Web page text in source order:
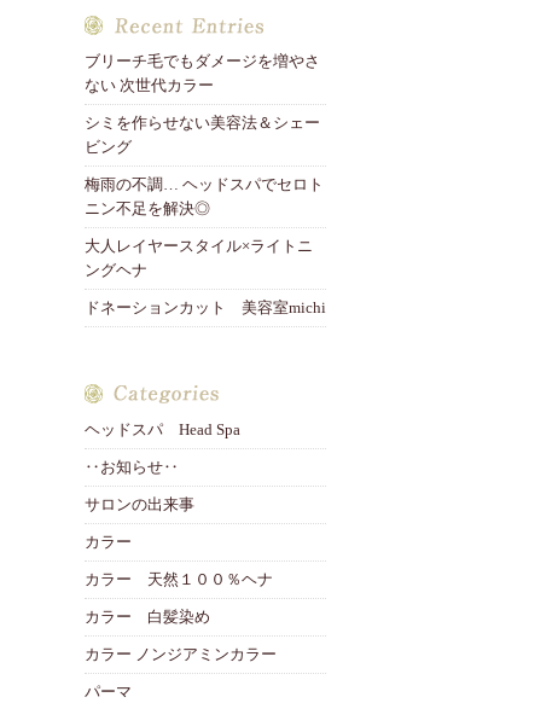
ブリーチ毛でもダメージを増やさ
ない 次世代カラー
シミを作らせない美容法＆シェー
ビング
梅雨の不調… ヘッドスパでセロト
ニン不足を解決◎
大人レイヤースタイル×ライトニ
ングヘナ
ドネーションカット 美容室michi
ヘッドスパ Head Spa
‥お知らせ‥
サロンの出来事
カラー
カラー 天然１００％ヘナ
カラー 白髪染め
カラー ノンジアミンカラー
パーマ